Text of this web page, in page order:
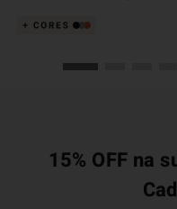
15% OFF na